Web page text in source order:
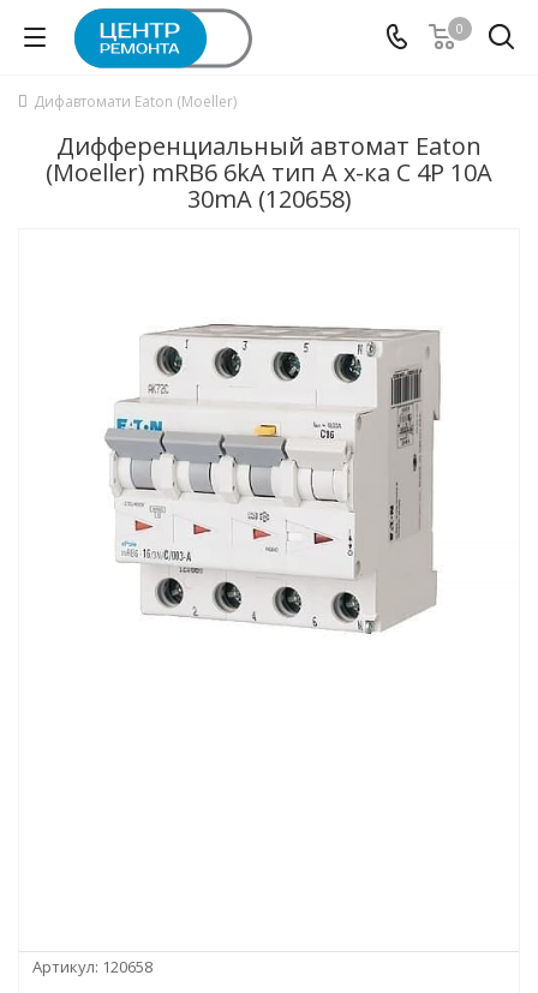
0
Дифавтомати Eaton (Moeller)
Дифференциальный автомат Eaton
(Moeller) mRB6 6kA тип А х-ка C 4P 10А
30mA (120658)
Артикул: 120658